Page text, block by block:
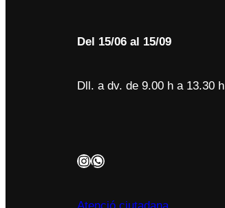
Del 15/06 al 15/09
Dll. a dv. de 9.00 h a 13.30 h
InstagramWhatsApp
Atenció ciutadana